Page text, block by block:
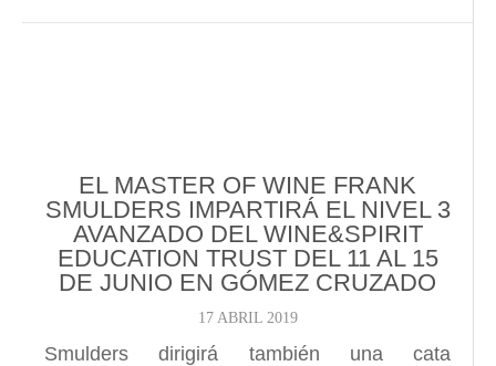
EL MASTER OF WINE FRANK
SMULDERS IMPARTIRÁ EL NIVEL 3
AVANZADO DEL WINE&SPIRIT
EDUCATION TRUST DEL 11 AL 15
DE JUNIO EN GÓMEZ CRUZADO
17 ABRIL 2019
Smulders dirigirá también una cata